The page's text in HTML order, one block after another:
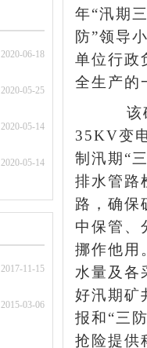
2020-06-18
2020-05-25
2020-05-14
2020-05-14
2017-11-15
2015-03-06
年“汛期
防”领导
单位行政
全生产的
该矿
35KV变
制汛期“
排水管路
路，确保
中保管、
挪作他用
水量及各
好汛期矿
报和“三
抢险提供